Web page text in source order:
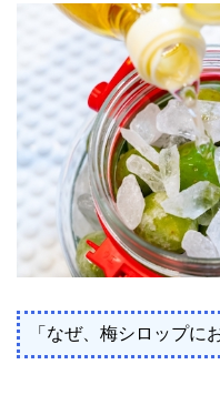
「なぜ、梅シロップに